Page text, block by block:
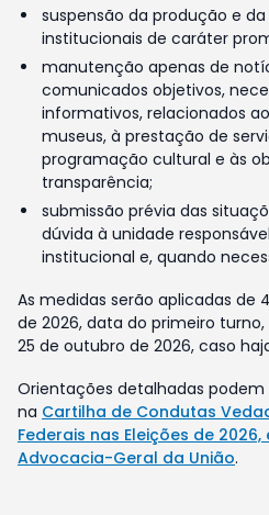
suspensão da produção e
institucionais de caráter
manutenção apenas de
comunicados objetivos,
informativos, relacionados
museus, à prestação de
programação cultural e às
transparência;
submissão prévia das
dúvida à unidade
institucional e, quando
As medidas serão aplicadas de
de 2026, data do primeiro
25 de outubro de 2026, caso
Orientações detalhadas podem
na Cartilha de Condutas
Federais nas Eleições de
Advocacia-Geral da União.